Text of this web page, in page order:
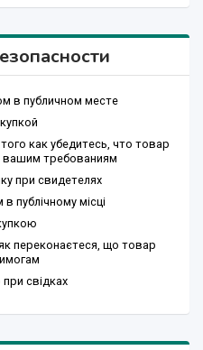
в публичном месте
как убедитесь, что товар
вашим требованиям
при свидетелях
публічному місці
переконаєтеся, що товар
свідках